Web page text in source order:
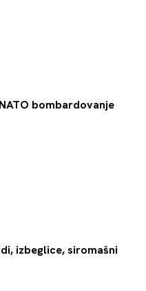
bombardovanje
izbeglice, siromašni